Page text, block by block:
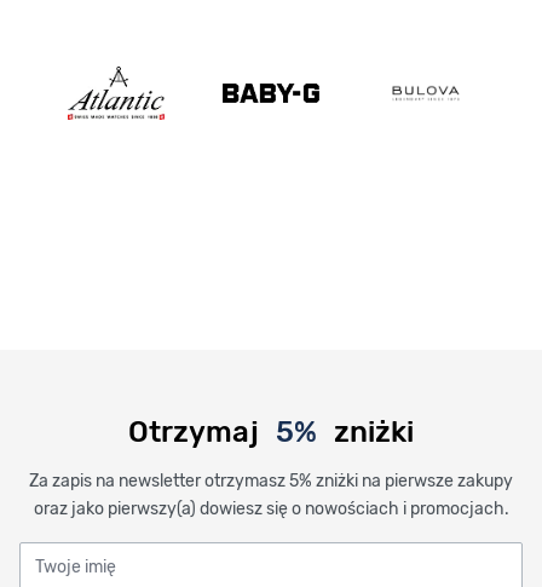
Otrzymaj 5% zniżki
Za zapis na newsletter otrzymasz 5% zniżki na pierwsze zakupy
oraz jako pierwszy(a) dowiesz się o nowościach i promocjach.
Twoje imię